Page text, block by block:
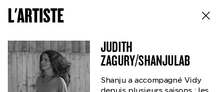
S’intéresser aux loups c’est interroger
notre rapport au vivant et à
sauvage.
L'ARTISTE
JUDITH
ZAGURY/SHANJULAB
Shanju a accompagné Vidy